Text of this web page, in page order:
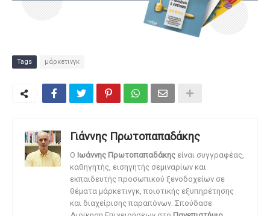
Tags μάρκετινγκ
Γιάννης Πρωτοπαπαδάκης
O Ιωάννης Πρωτοπαπαδάκης είναι συγγραφέας,
καθηγητής, εισηγητής σεμιναρίων και
εκπαιδευτής προσωπικού ξενοδοχείων σε
θέματα μάρκετινγκ, ποιοτικής εξυπηρέτησης
και διαχείρισης παραπόνων. Σπούδασε